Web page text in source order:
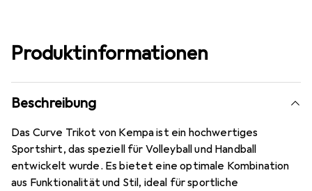
Produktinformationen
Beschreibung
Das Curve Trikot von Kempa ist ein hochwertiges
Sportshirt, das speziell für Volleyball und Handball
entwickelt wurde. Es bietet eine optimale Kombination
aus Funktionalität und Stil, ideal für sportliche